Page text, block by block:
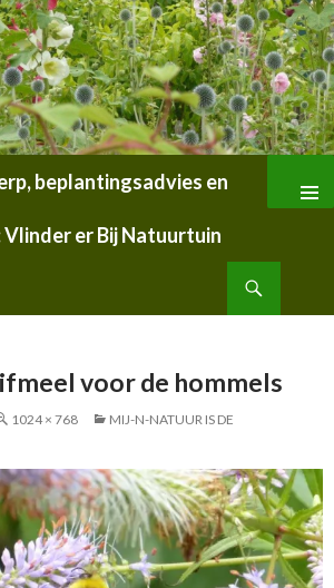
beplantingsadvies en
er Bij Natuurtuin
voor de hommels
1024 × 768
MIJ-N-NATUUR IS DE